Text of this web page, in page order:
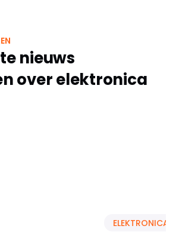
nieuws
over elektronica
ELEKTRONICA